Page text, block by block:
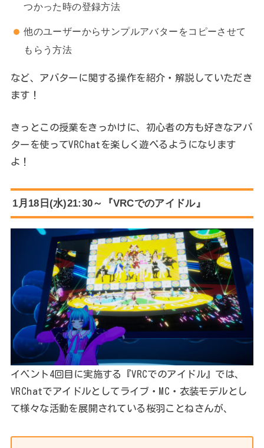
つかった時の登録方法
他のユーザーからサンプルアバターをコピーさせて
もらう方法
など、アバターに関する操作を紹介・解説していただき
ます！
きっとこの授業をきっかけに、初心者の方も好きなアバ
ターを使ってVRChatを楽しく遊べるようになります
よ！
1月18日(水)21:30～『VRCでのアイドル』
イベント4回目に実施する『VRCでのアイドル』では、
VRChatでアイドルとしてライブ・MC・衣装モデルとし
て様々な活動を展開されている桜羽ことねさんが、